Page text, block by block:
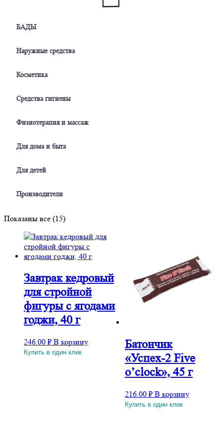
БАДЫ
Наружные средства
Косметика
Средства гигиены
Физиотерапия и массаж
Для дома и быта
Для детей
Производители
Показаны все (15)Сортировка:
популярности
Завтрак кедровый
для стройной
фигуры с ягодами
годжи, 40 г
246.00 ₽ В корзину
Купить в один клик
Батончик
«Успех-2 Five
o’clock», 45 г
216.00 ₽ В корзину
Купить в один клик